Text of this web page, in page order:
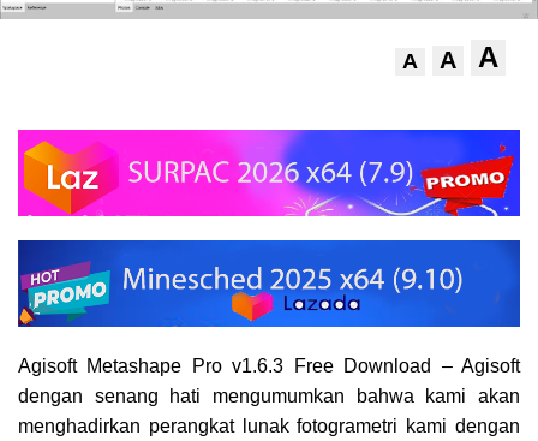
A A A
Agisoft Metashape Pro v1.6.3 Free Download – Agisoft
dengan senang hati mengumumkan bahwa kami akan
menghadirkan perangkat lunak fotogrametri kami dengan